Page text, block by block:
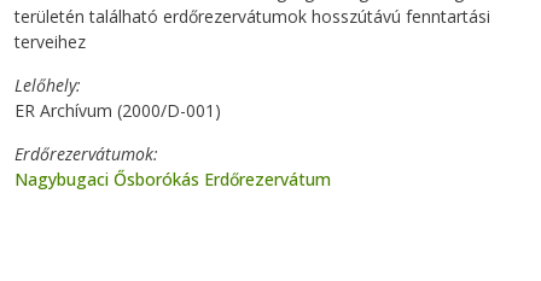
területén található erdőrezervátumok hosszútávú fenntartási
terveihez
Lelőhely
ER Archívum (2000/D-001)
Erdőrezervátumok
Nagybugaci Ősborókás Erdőrezervátum